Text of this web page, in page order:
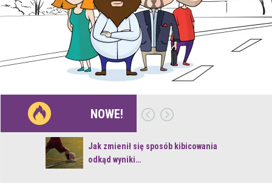
NOWE!
Jak zmienił się sposób kibicowania
odkąd wyniki…